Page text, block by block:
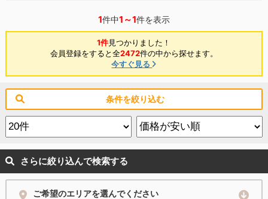
1件中1～1件を表示
1件見つかりました！
会員登録をすると全2472件の中から探せます。
今すぐ見る
条件を絞り込む
さらに絞り込んで検索する
ご希望のエリアを選んでください